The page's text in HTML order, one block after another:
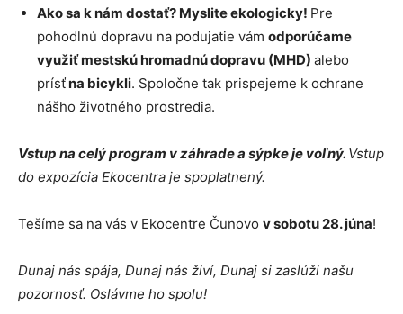
Ako sa k nám dostať? Myslite ekologicky! Pre
pohodlnú dopravu na podujatie vám odporúčame
využiť mestskú hromadnú dopravu (MHD) alebo
prísťna bicykli. Spoločne tak prispejeme k ochrane
nášho životného prostredia.
Vstup na celý program v záhrade a sýpke je voľný. Vstup
do expozícia Ekocentra je spoplatnený.
Tešíme sa na vás v Ekocentre Čunovo v sobotu 28. júna!
Dunaj nás spája, Dunaj nás živí, Dunaj si zaslúži našu
pozornosť. Oslávme ho spolu!